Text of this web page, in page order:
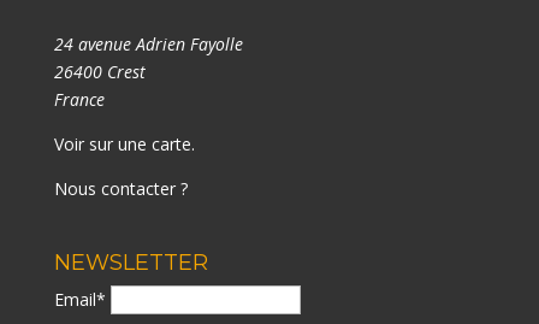
24 avenue Adrien Fayolle
26400 Crest
France
Voir sur une carte.
Nous contacter ?
NEWSLETTER
Email*